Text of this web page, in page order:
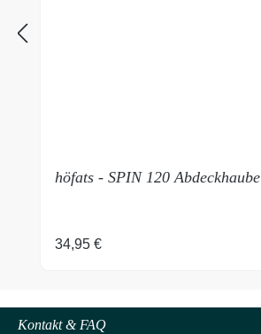
höfats - SPIN 120 Abdeckhaube
Regulärer Preis:
34,95 €
Kontakt & FAQ